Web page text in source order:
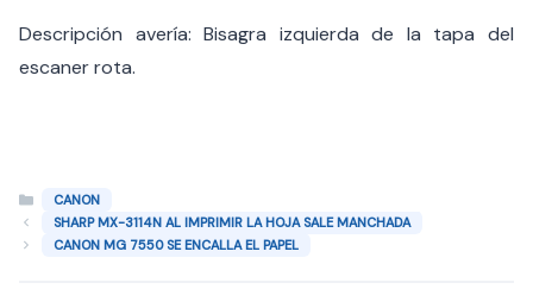
Descripción avería: Bisagra izquierda de la tapa del
escaner rota.
Categorías
CANON
SHARP MX-3114N AL IMPRIMIR LA HOJA SALE MANCHADA
CANON MG 7550 SE ENCALLA EL PAPEL